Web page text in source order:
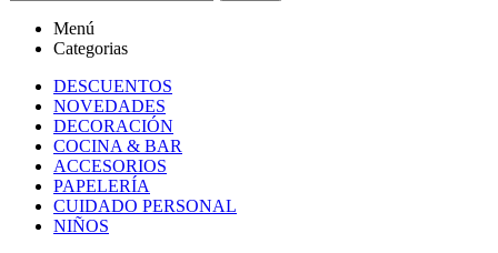
Menú
Categorias
DESCUENTOS
NOVEDADES
DECORACIÓN
COCINA & BAR
ACCESORIOS
PAPELERÍA
CUIDADO PERSONAL
NIÑOS